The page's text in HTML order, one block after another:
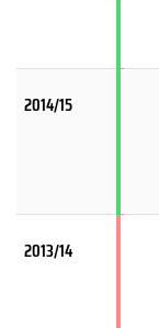
2014/15
2013/14